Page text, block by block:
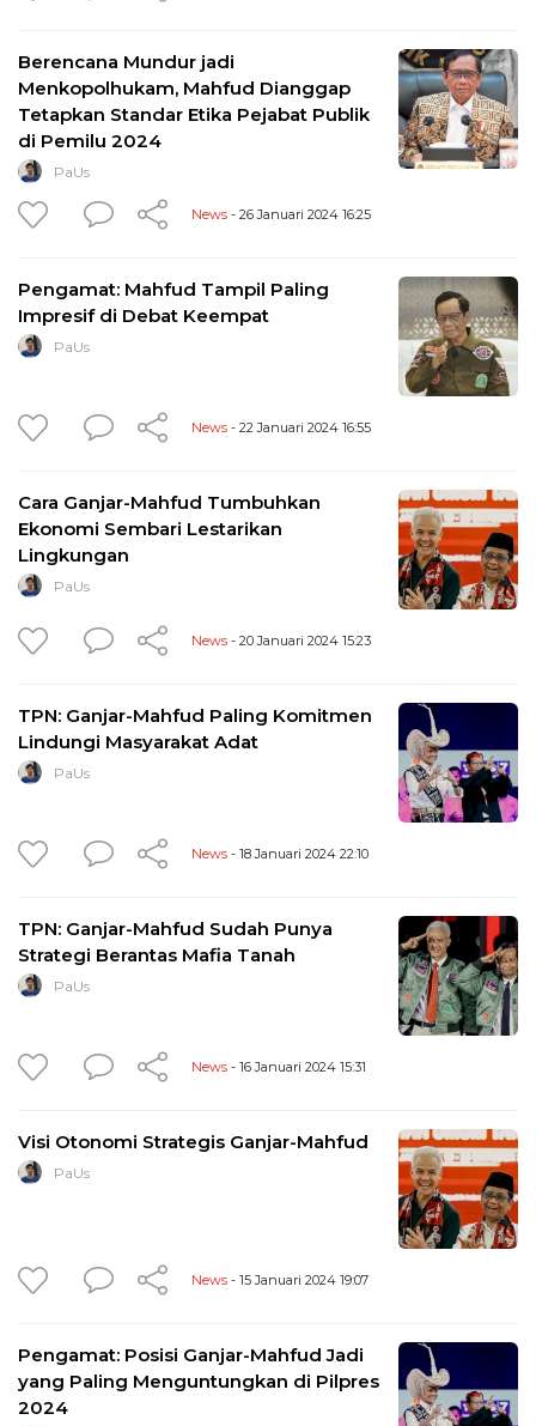
Berencana Mundur jadi
Menkopolhukam, Mahfud Dianggap
Tetapkan Standar Etika Pejabat Publik
di Pemilu 2024
PaUs
News - 26 Januari 2024 16:25
Pengamat: Mahfud Tampil Paling
Impresif di Debat Keempat
PaUs
News - 22 Januari 2024 16:55
Cara Ganjar-Mahfud Tumbuhkan
Ekonomi Sembari Lestarikan
Lingkungan
PaUs
News - 20 Januari 2024 15:23
TPN: Ganjar-Mahfud Paling Komitmen
Lindungi Masyarakat Adat
PaUs
News - 18 Januari 2024 22:10
TPN: Ganjar-Mahfud Sudah Punya
Strategi Berantas Mafia Tanah
PaUs
News - 16 Januari 2024 15:31
Visi Otonomi Strategis Ganjar-Mahfud
PaUs
News - 15 Januari 2024 19:07
Pengamat: Posisi Ganjar-Mahfud Jadi
yang Paling Menguntungkan di Pilpres
2024